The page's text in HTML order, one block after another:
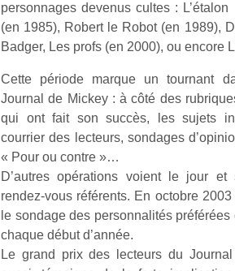
personnages devenus cultes :
(en 1985), Robert le Robot (en 1989),
Badger, Les profs (en 2000), ou encore
Cette période marque un tournant
Journal de Mickey : à côté des
qui ont fait son succès, les sujets
courrier des lecteurs, sondages
« Pour ou contre »…
D’autres opérations voient le jour
rendez-vous référents. En octobre
le sondage des personnalités
chaque début d’année.
Le grand prix des lecteurs du